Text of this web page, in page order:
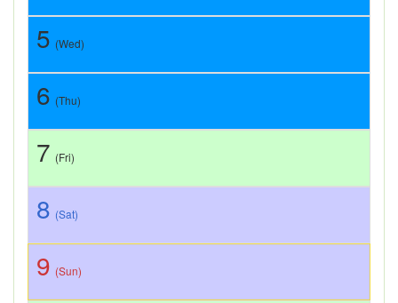
5 (Wed)
6 (Thu)
7 (Fri)
8 (Sat)
9 (Sun)